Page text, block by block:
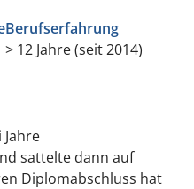
Berufserfahrung
> 12 Jahre (seit 2014)
sattelte dann auf
Diplomabschluss hat